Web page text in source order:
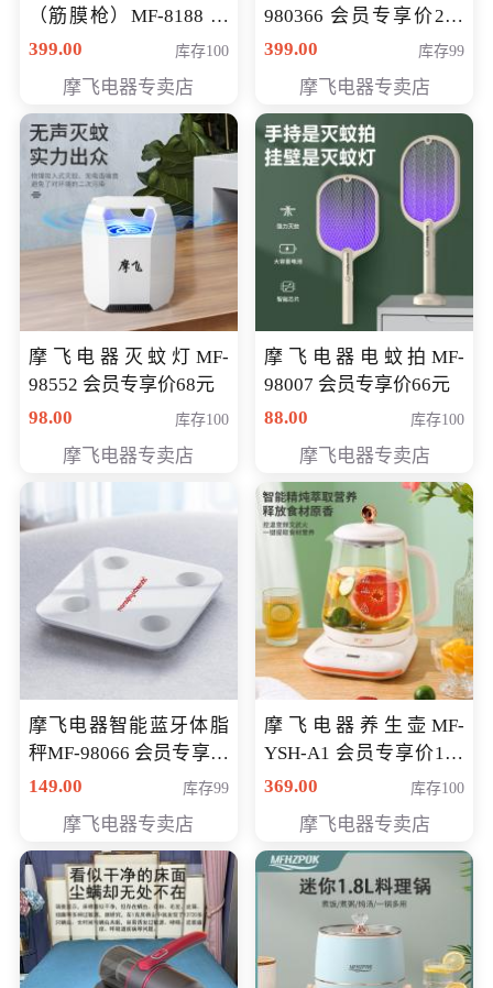
（筋膜枪）MF-8188 会
员专享价268元
399.00 库存100
摩飞电器专卖店
980366 会员专享价299
元
399.00 库存99
摩飞电器专卖店
摩飞电器灭蚊灯MF-
98552 会员专享价68元
98.00
库存100
摩飞电器专卖店
摩飞电器电蚊拍MF-
98007 会员专享价66元
88.00
库存100
摩飞电器专卖店
摩飞电器智能蓝牙体脂
秤MF-98066 会员专享价
98元
149.00 库存99
摩飞电器专卖店
摩飞电器养生壶MF-
YSH-A1 会员专享价198
元
369.00 库存100
摩飞电器专卖店